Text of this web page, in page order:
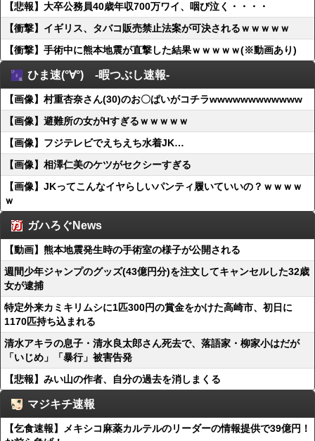
【悲報】大卒公務員40歳年収700万ワイ、咽び泣く・・・・
【衝撃】イギリス、タバコ販売禁止法案が可決されるｗｗｗｗｗ
【衝撃】手術中に熊本地震が直撃した結果ｗｗｗｗｗ(※動画あり)
ひま速(°∀°) -暇つぶし速報-
【画像】村重杏奈さん(30)のお〇ぱいがコチラwwwwwwwwwwww
【画像】避難所の女がHすぎるｗｗｗｗｗ
【画像】フジテレビでえちえち水着JK…
【画像】相澤仁美のケツがセクシーすぎる
【画像】JKってこんなイヤらしいパンティ履いていいの？ｗｗｗｗ
ｗ
ガハろぐNews
【動画】熊本地震発生時の手術室の様子が公開される
週間少年ジャンプのグッズ(43億円分)を注文してキャンセルした32歳
女が逮捕
特定外来カミキリムシに1匹300円の賞金をかけた高崎市、初日に
1170匹持ち込まれる
清水アキラの息子・清水良太郎さん死去で、落語家・柳家小はだが
「いじめ」「暴行」被害告発
【悲報】みい山の作者、自分の過去を消しまくる
マジキチ速報
【乞食速報】メキシコ麻薬カルテルのリーダーの情報提供で39億円！